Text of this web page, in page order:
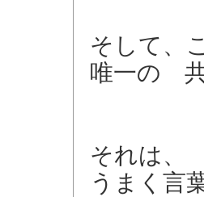
そして、
唯一の
それは、
うまく言